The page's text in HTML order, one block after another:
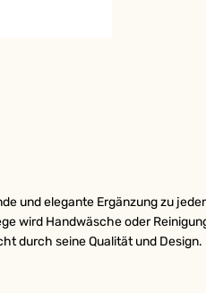
und elegante Ergänzung zu
wird Handwäsche oder
seine Qualität und